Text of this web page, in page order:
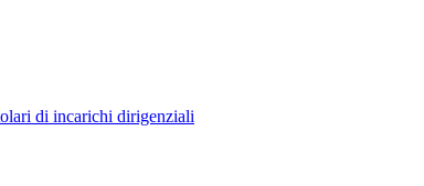
di incarichi dirigenziali